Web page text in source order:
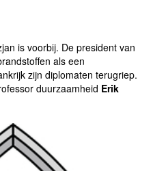
is voorbij. De president van
als een
zijn diplomaten terugriep.
duurzaamheid Erik